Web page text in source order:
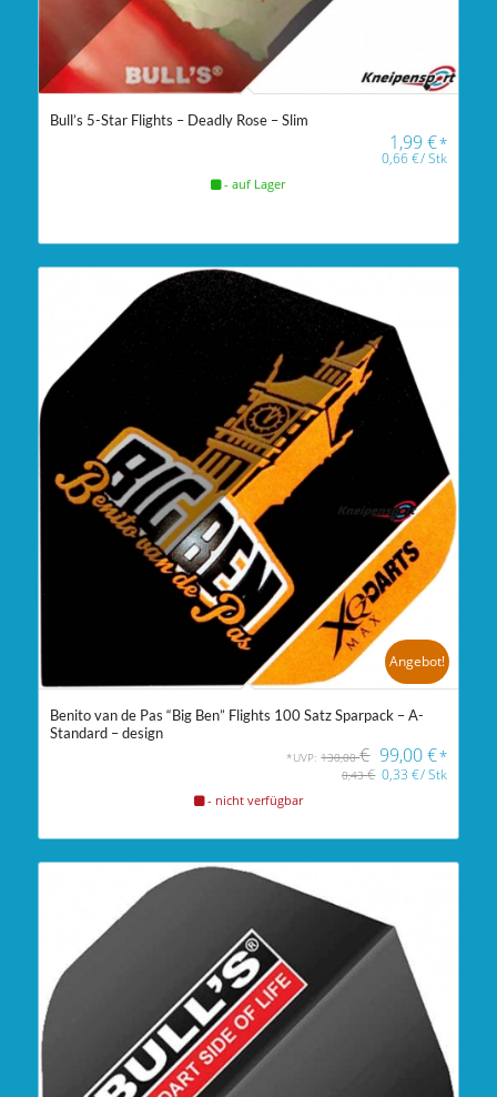
Bull’s 5-Star Flights – Deadly Rose – Slim
1,99€*
0,66€/Stk
- auf Lager
Benito van de Pas “Big Ben” Flights 100 Satz Sparpack – A-
Standard – design
*UVP: 130,00€ 99,00€*
Angebot!
0,43€ 0,33€/Stk
- nicht verfügbar